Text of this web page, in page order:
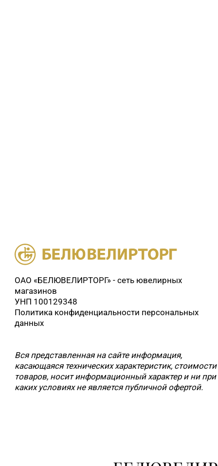
ОАО «БЕЛЮВЕЛИРТОРГ» - сеть ювелирных
магазинов
УНП 100129348
Политика конфиденциальности персональных
данных
Вся представленная на сайте информация,
касающаяся технических характеристик, стоимости
товаров, носит информационный характер и ни при
каких условиях не является публичной офертой.